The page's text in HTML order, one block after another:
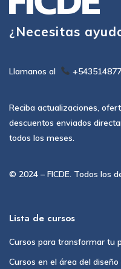
¿Necesitas
Llamanos al
Reciba actualizaciones,
descuentos enviados
todos los meses.
© 2024 – FICDE. Todos los
Lista de cursos
Cursos para transformar tu
Cursos en el área del